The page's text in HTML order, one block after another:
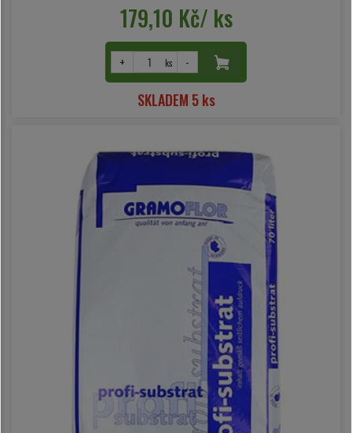
179,10 Kč/ ks
+ ks -
SKLADEM 5 ks